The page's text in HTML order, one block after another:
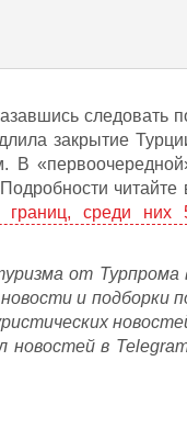
следовать
закрытие
В
читайте
границ, среди них
от Турпрома
и подборки
новостей в